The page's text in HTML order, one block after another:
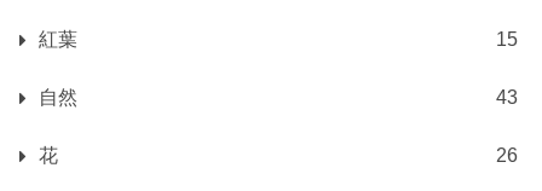
紅葉 15
自然 43
花 26